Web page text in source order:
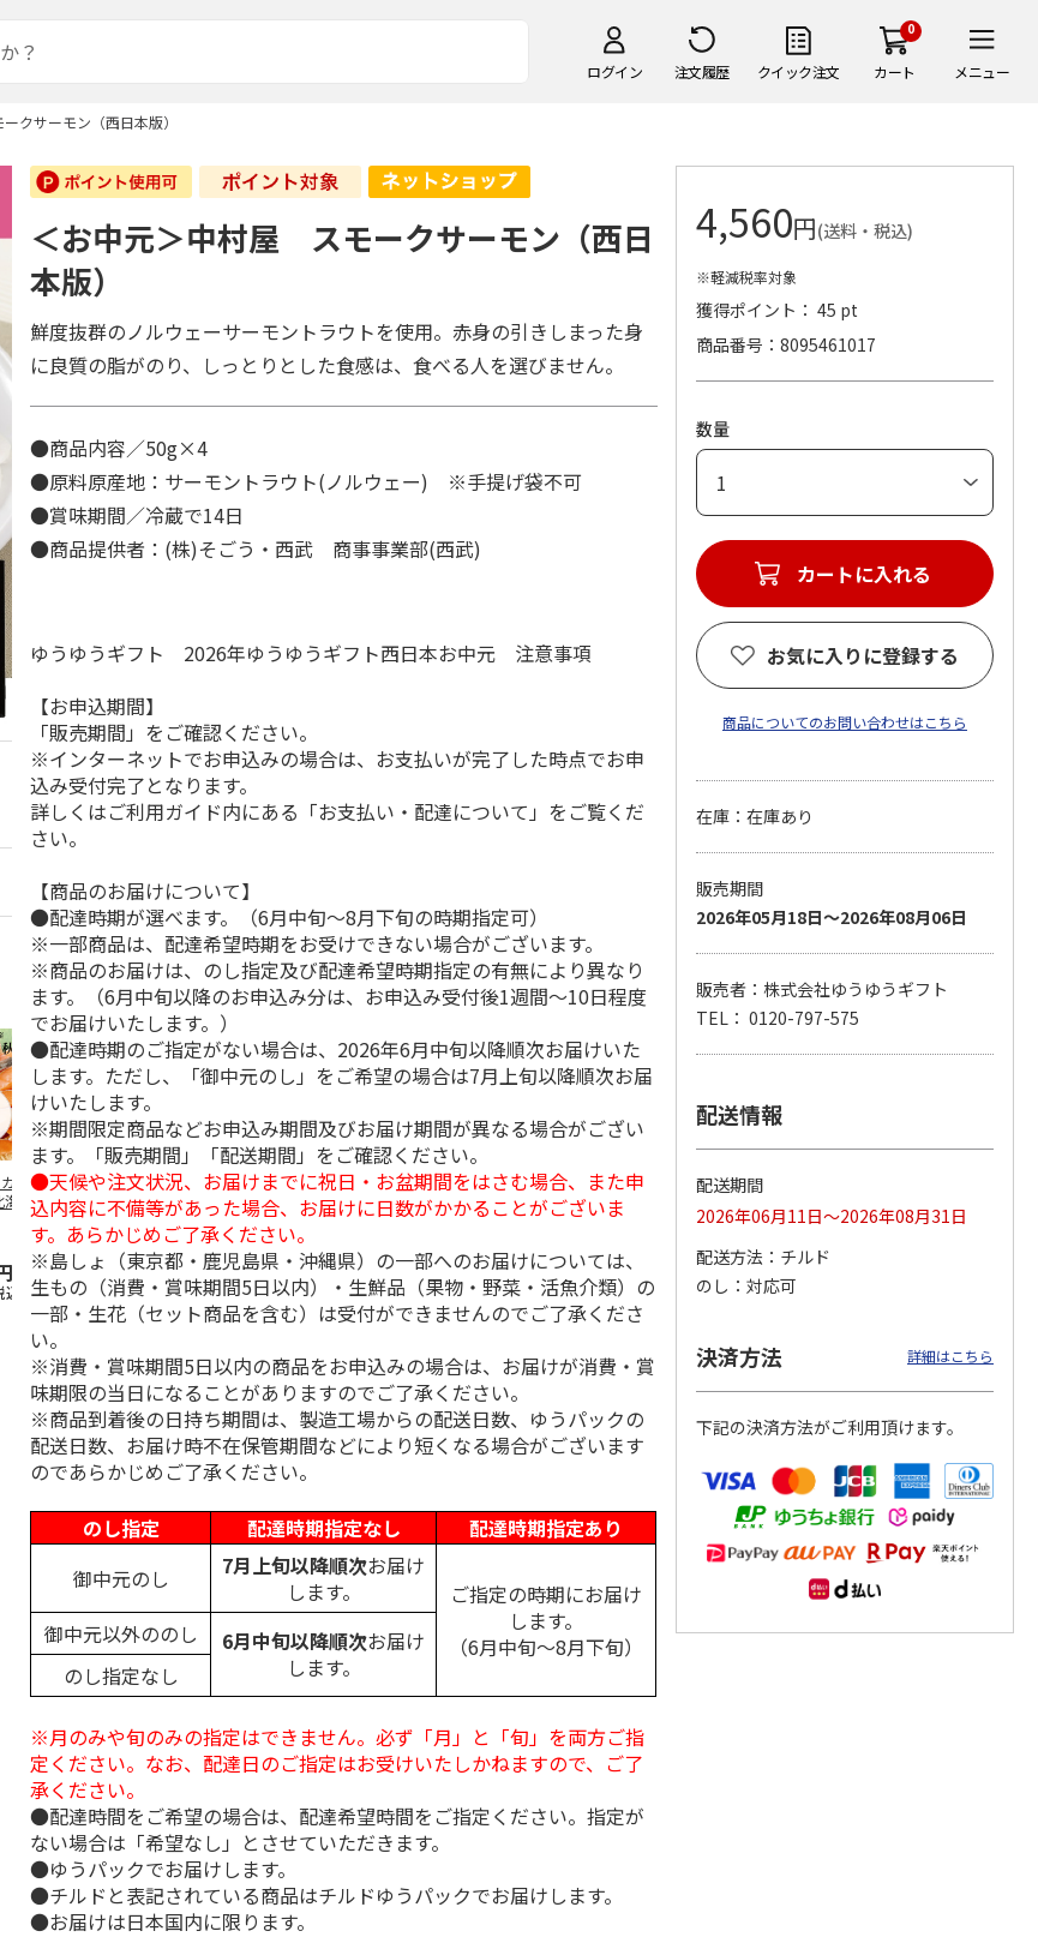
ログイン 注文履歴 クイック注文
0
カート メニュー
クサーモン（西日本版）
カネサン佐
海道産 天
塩 冷凍…
)
中塩紅鮭（切身）３
パック
5.0（2）
3,450円
(送料・税込)
【冷凍】塩銀鮭大カ
マ１Kgパック（鮭工
房・サーモンハウ
ス）
2,300円
(送料別・税込)
【冷凍】銀鮭焼き済
20ｇ 25切パック
（鮭工房・サーモン
2,500円
(送料別・税込)
【冷凍】はらこ飯の
具乗せるだけ100ｇ
パック（鮭工房・サ
900円
(送料別・税込)
【冷凍】サーモンポ
房・サーモンハウ
570円
(送料別・税込)
（東日本版）
＜お中元＞中村屋 スモークサーモン（西日
本版）
鮮度抜群のノルウェーサーモントラウトを使用。赤身の引きしまった身
に良質の脂がのり、しっとりとした食感は、食べる人を選びません。
●商品内容／50g×4
●原料原産地：サーモントラウト(ノルウェー) ※手提げ袋不可
●賞味期間／冷蔵で14日
●商品提供者：(株)そごう・西武 商事事業部(西武)
ゆうゆうギフト 2026年ゆうゆうギフト西日本お中元 注意事項
【お申込期間】
「販売期間」をご確認ください。
※インターネットでお申込みの場合は、お支払いが完了した時点でお申
込み受付完了となります。
詳しくはご利用ガイド内にある「お支払い・配達について」をご覧くだ
さい。
【商品のお届けについて】
●配達時期が選べます。（6月中旬～8月下旬の時期指定可）
※一部商品は、配達希望時期をお受けできない場合がございます。
※商品のお届けは、のし指定及び配達希望時期指定の有無により異なり
ます。（6月中旬以降のお申込み分は、お申込み受付後1週間～10日程度
でお届けいたします。）
●配達時期のご指定がない場合は、2026年6月中旬以降順次お届けいた
します。ただし、「御中元のし」をご希望の場合は7月上旬以降順次お届
けいたします。
※期間限定商品などお申込み期間及びお届け期間が異なる場合がござい
ます。「販売期間」「配送期間」をご確認ください。
●天候や注文状況、お届けまでに祝日・お盆期間をはさむ場合、また申
込内容に不備等があった場合、お届けに日数がかかることがございま
す。あらかじめご了承ください。
※島しょ（東京都・鹿児島県・沖縄県）の一部へのお届けについては、
生もの（消費・賞味期間5日以内）・生鮮品（果物・野菜・活魚介類）の
一部・生花（セット商品を含む）は受付ができませんのでご了承くださ
い。
※消費・賞味期間5日以内の商品をお申込みの場合は、お届けが消費・賞
味期限の当日になることがありますのでご了承ください。
※商品到着後の日持ち期間は、製造工場からの配送日数、ゆうパックの
配送日数、お届け時不在保管期間などにより短くなる場合がございます
のであらかじめご了承ください。
のし指定
配達時期指定なし
配達時期指定あり
御中元のし
7月上旬以降順次お届け
します。
ご指定の時期にお届け
します。
（6月中旬～8月下旬）
御中元以外ののし 6月中旬以降順次お届け
します。
のし指定なし
※月のみや旬のみの指定はできません。必ず「月」と「旬」を両方ご指
定ください。なお、配達日のご指定はお受けいたしかねますので、ご了
承ください。
●配達時間をご希望の場合は、配達希望時間をご指定ください。指定が
ない場合は「希望なし」とさせていただきます。
●ゆうパックでお届けします。
●チルドと表記されている商品はチルドゆうパックでお届けします。
●お届けは日本国内に限ります。
4,560円(送料・税込)
※軽減税率対象
獲得ポイント： 45 pt
商品番号
8095461017
数量
カートに入れる
お気に入りに登録する
商品についてのお問い合わせはこちら
在庫：在庫あり
販売期間
2026年05月18日～2026年08月06日
販売者：株式会社ゆうゆうギフト
TEL： 0120-797-575
配送情報
配送期間
2026年06月11日～2026年08月31日
配送方法
チルド
のし
対応可
決済方法 詳細はこちら
下記の決済方法がご利用頂けます。